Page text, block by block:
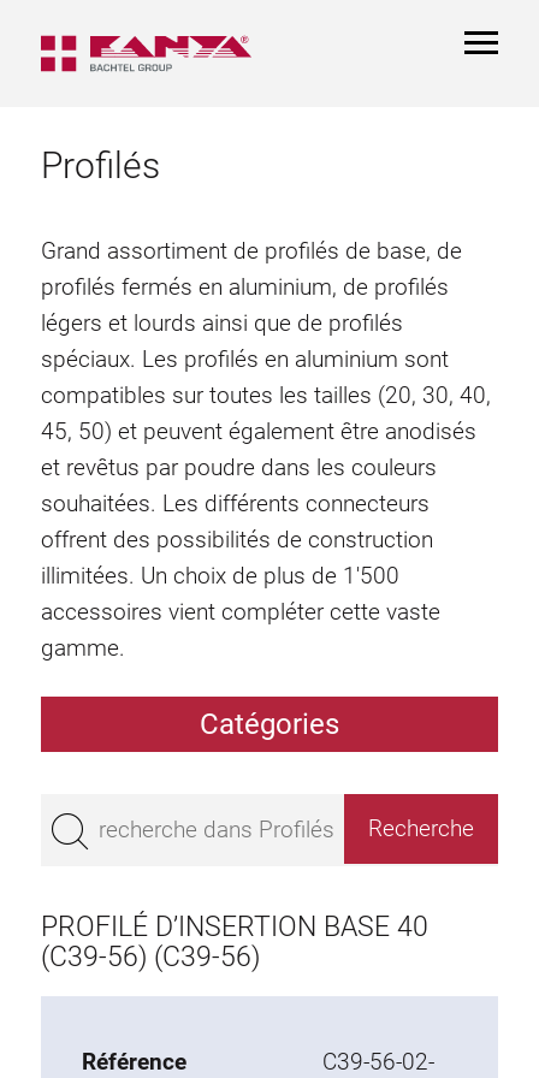
Profilés
Grand assortiment de profilés de base, de
profilés fermés en aluminium, de profilés
légers et lourds ainsi que de profilés
spéciaux. Les profilés en aluminium sont
compatibles sur toutes les tailles (20, 30, 40,
45, 50) et peuvent également être anodisés
et revêtus par poudre dans les couleurs
souhaitées. Les différents connecteurs
offrent des possibilités de construction
illimitées. Un choix de plus de 1'500
accessoires vient compléter cette vaste
gamme.
Catégories
Bestseller
Profilés base 45
Profilés base 40
PROFILÉ D’INSERTION BASE 40
(C39-56) (C39-56)
Référence
C39-56-02-